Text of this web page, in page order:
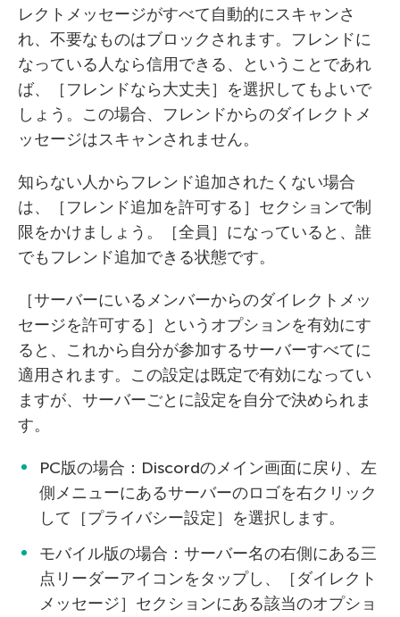
レクトメッセージがすべて自動的にスキャンさ
れ、不要なものはブロックされます。フレンドに
なっている人なら信用できる、ということであれ
ば、［フレンドなら大丈夫］を選択してもよいで
しょう。この場合、フレンドからのダイレクトメ
ッセージはスキャンされません。
知らない人からフレンド追加されたくない場合
は、［フレンド追加を許可する］セクションで制
限をかけましょう。［全員］になっていると、誰
でもフレンド追加できる状態です。
［サーバーにいるメンバーからのダイレクトメッ
セージを許可する］というオプションを有効にす
ると、これから自分が参加するサーバーすべてに
適用されます。この設定は既定で有効になってい
ますが、サーバーごとに設定を自分で決められま
す。
PC版の場合：Discordのメイン画面に戻り、左
側メニューにあるサーバーのロゴを右クリック
して［プライバシー設定］を選択します。
モバイル版の場合：サーバー名の右側にある三
点リーダーアイコンをタップし、［ダイレクト
メッセージ］セクションにある該当のオプショ